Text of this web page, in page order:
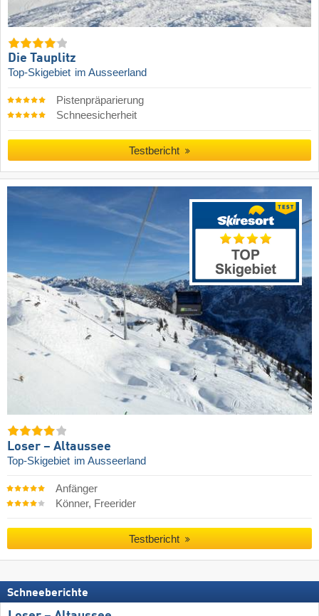
Die Tauplitz
Top-Skigebiet im Ausseerland
Pistenpräparierung
Schneesicherheit
Testbericht
Loser – Altaussee
Top-Skigebiet im Ausseerland
Anfänger
Könner, Freerider
Testbericht
Schneeberichte